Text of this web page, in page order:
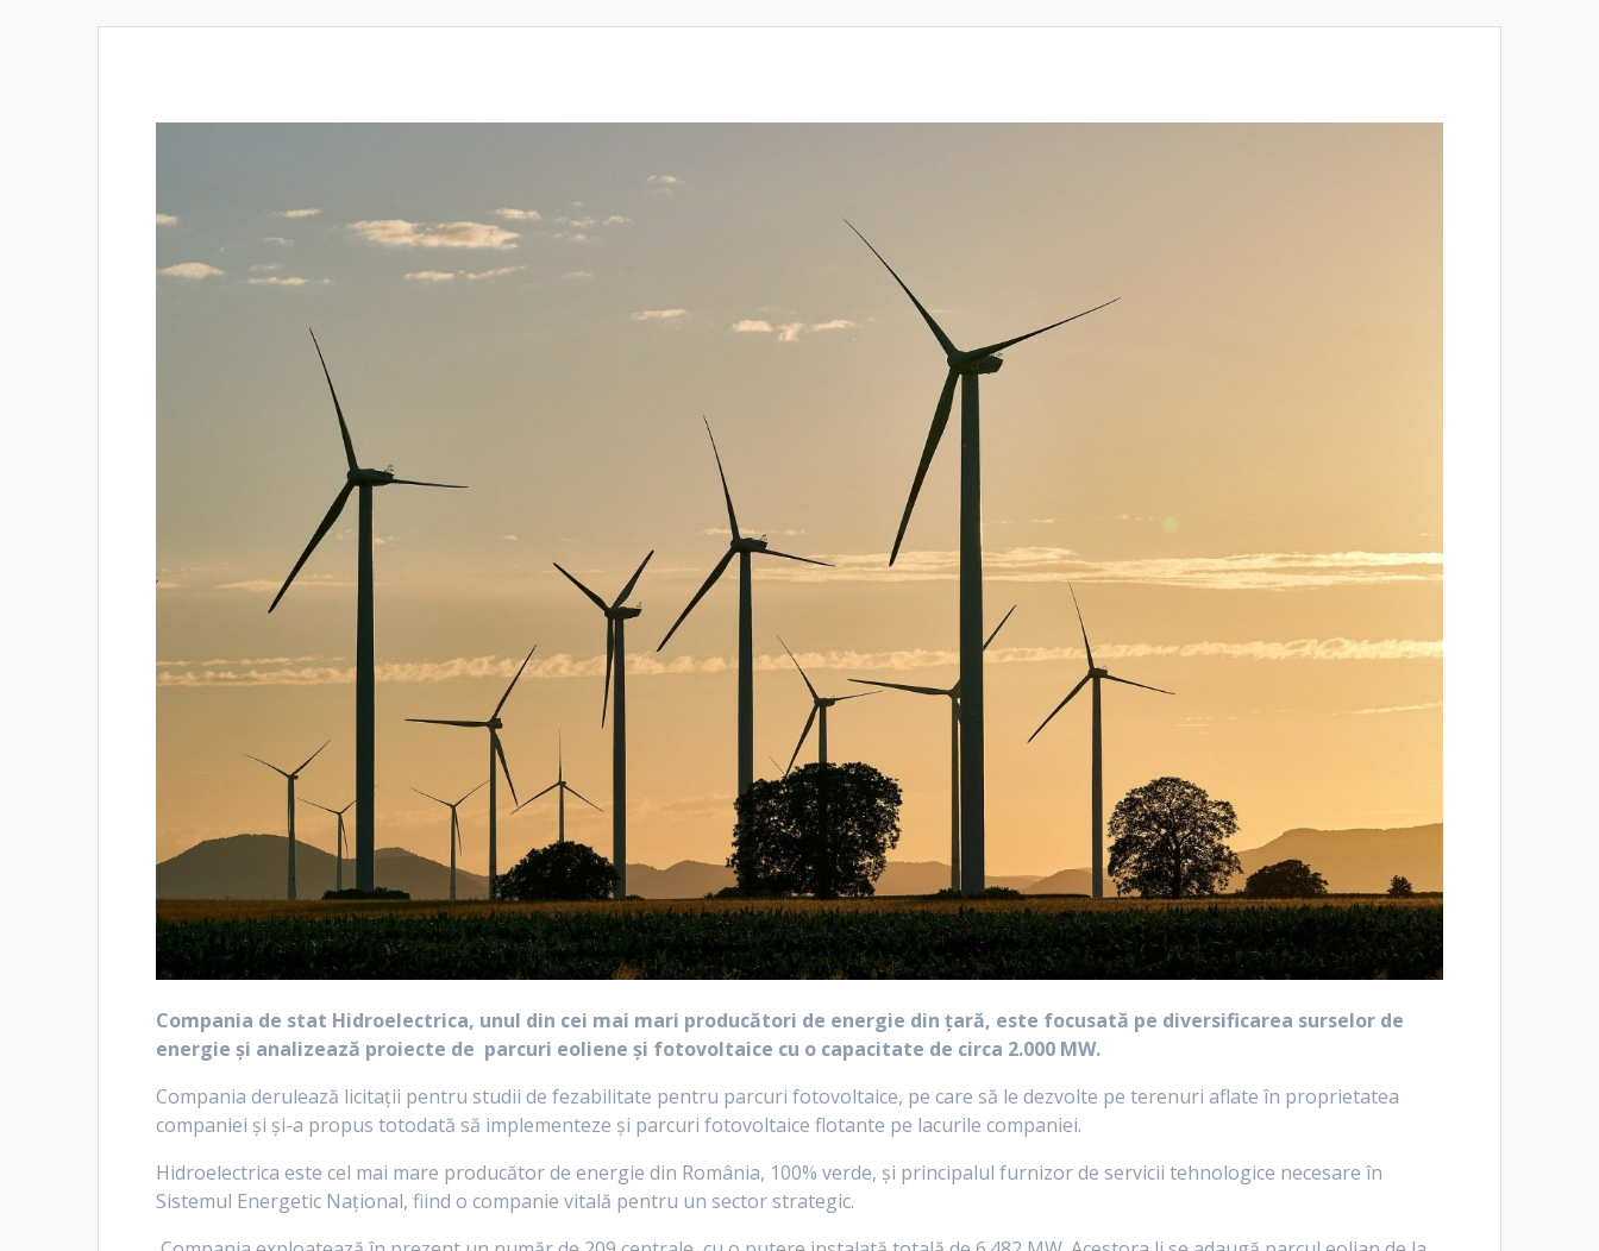
Compania de stat Hidroelectrica, unul din cei mai mari producători de energie din ţară, este focusată pe diversificarea surselor de
energie şi analizează proiecte de parcuri eoliene şi fotovoltaice cu o capacitate de circa 2.000 MW.
Compania derulează licitaţii pentru studii de fezabilitate pentru parcuri fotovoltaice, pe care să le dezvolte pe terenuri aflate în proprietatea
companiei şi şi-a propus totodată să implementeze şi parcuri fotovoltaice flotante pe lacurile companiei.
Hidroelectrica este cel mai mare producător de energie din România, 100% verde, și principalul furnizor de servicii tehnologice necesare în
Sistemul Energetic Național, fiind o companie vitală pentru un sector strategic.